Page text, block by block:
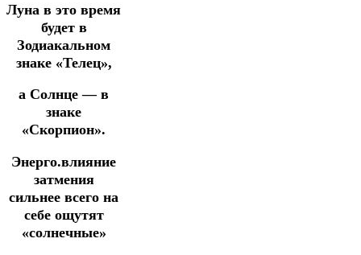
Луна в это время
будет в
Зодиакальном
знаке «Телец»,
а Солнце — в
знаке
«Скорпион».
Энерго.влияние
затмения
сильнее всего на
себе ощутят
«солнечные»